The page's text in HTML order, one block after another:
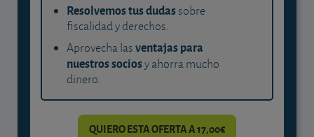
Resolvemos tus dudassobre
fiscalidad y derechos.
Aprovecha lasventajas para
nuestros sociosy ahorra mucho
dinero.
QUIERO ESTA OFERTA A 17,00€